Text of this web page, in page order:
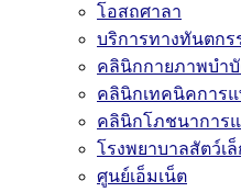
โอสถศาลา
บริการทางทันตกร
คลินิกกายภาพบำ
คลินิกเทคนิคการ
คลินิกโภชนาการ
โรงพยาบาลสัตว์เ
ศูนย์เอ็มเน็ต